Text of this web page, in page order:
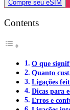
Compre seu eSIM
Contents
O que
Quanto
Ligações
Dicas para
Erros e